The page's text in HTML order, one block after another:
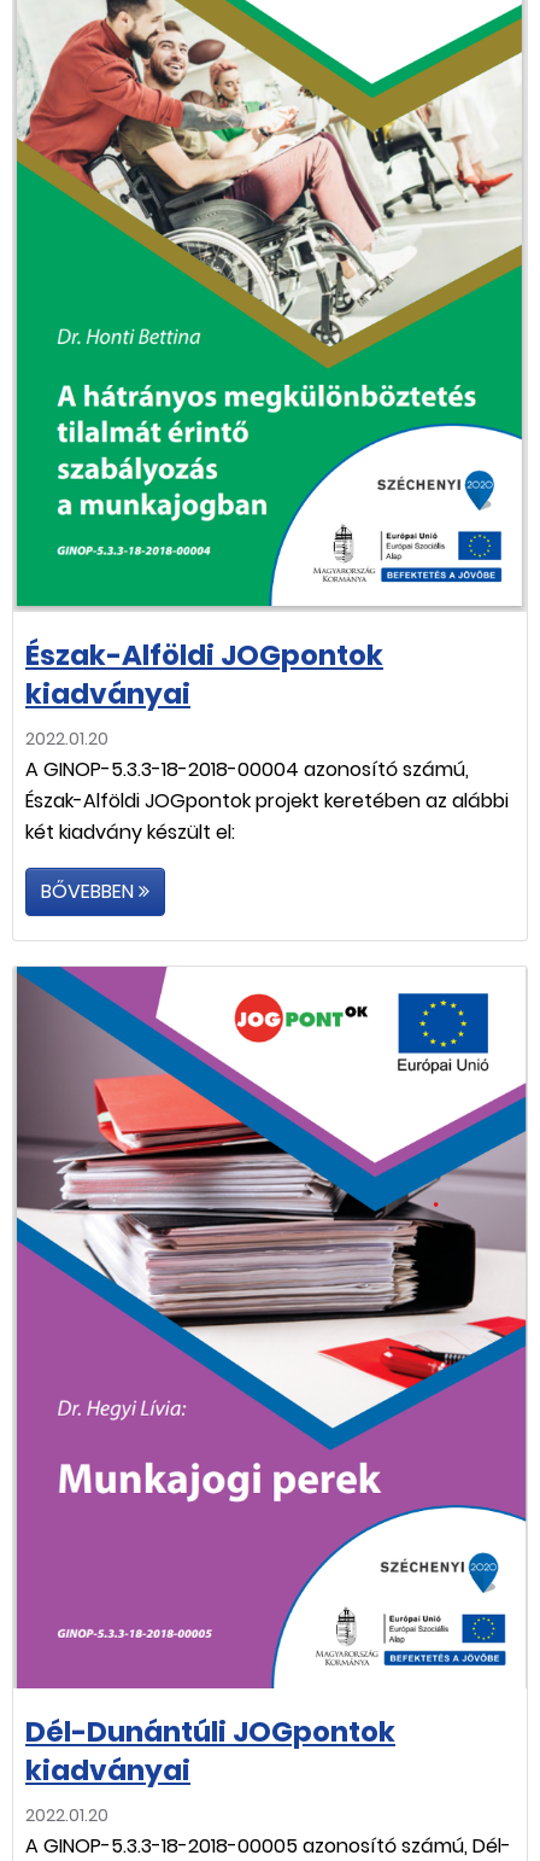
Észak-Alföldi JOGpontok
kiadványai
2022.01.20
A GINOP-5.3.3-18-2018-00004 azonosító számú,
Észak-Alföldi JOGpontok projekt keretében az alábbi
két kiadvány készült el:
BŐVEBBEN
Dél-Dunántúli JOGpontok
kiadványai
2022.01.20
A GINOP-5.3.3-18-2018-00005 azonosító számú, Dél-